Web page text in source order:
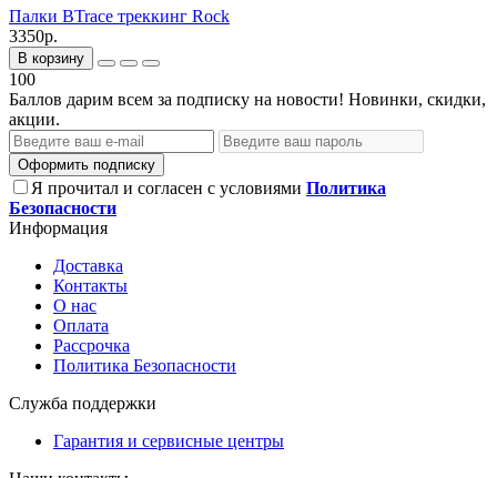
Палки BTrace треккинг Rock
3350р.
В корзину
100
Баллов дарим всем за подписку на новости! Новинки, скидки,
акции.
Оформить подписку
Я прочитал и согласен с условиями Политика
Безопасности
Информация
Доставка
Контакты
О нас
Оплата
Рассрочка
Политика Безопасности
Служба поддержки
Гарантия и сервисные центры